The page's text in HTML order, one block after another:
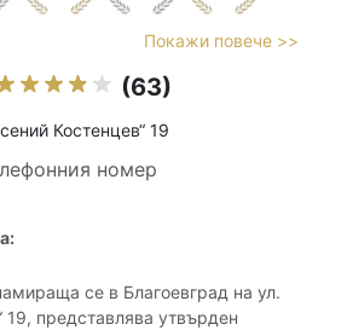
Покажи повече >>
(63)
Костенцев“ 19
номер
се в Благоевград на ул.
19, представлява утвърден